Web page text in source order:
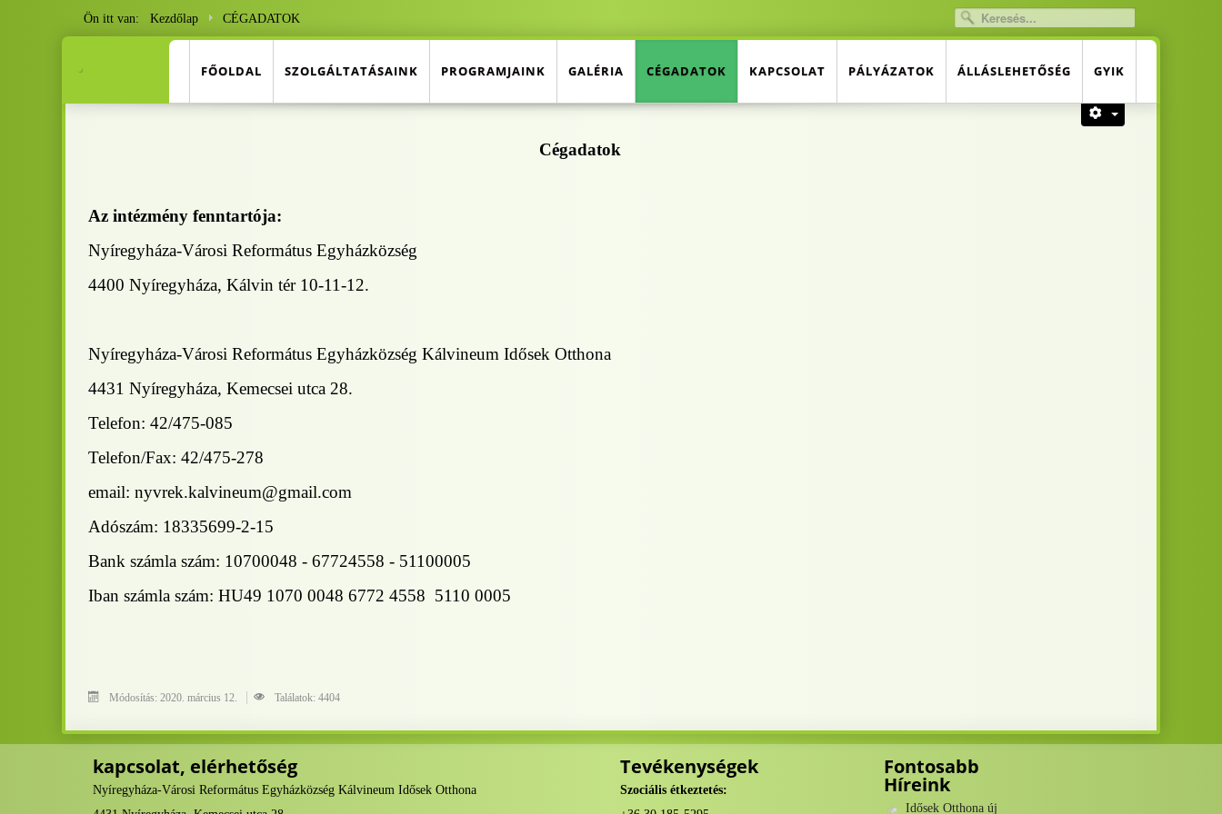
Ön itt van: Kezdőlap CÉGADATOK
. FŐOLDAL SZOLGÁLTATÁSAINK PROGRAMJAINK GALÉRIA CÉGADATOK KAPCSOLAT PÁLYÁZATOK ÁLLÁSLEHETŐSÉG GYIK
Cégadatok
Az intézmény fenntartója:
Nyíregyháza-Városi Református Egyházközség
4400 Nyíregyháza, Kálvin tér 10-11-12.
Nyíregyháza-Városi Református Egyházközség Kálvineum Idősek Otthona
4431 Nyíregyháza, Kemecsei utca 28.
Telefon: 42/475-085
Telefon/Fax: 42/475-278
email: nyvrek.kalvineum@gmail.com
Adószám: 18335699-2-15
Bank számla szám: 10700048 - 67724558 - 51100005
Iban számla szám: HU49 1070 0048 6772 4558 5110 0005
Módosítás: 2020. március 12. Találatok: 4404
kapcsolat, elérhetőség
Nyíregyháza-Városi Református Egyházközség Kálvineum Idősek Otthona
Tevékenységek
Szociális étkeztetés:
Fontosabb
Híreink
Idősek Otthona új